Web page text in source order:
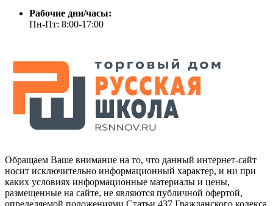
Рабочие дни/часы:
Пн-Пт: 8:00-17:00
Обращаем Ваше внимание на то, что данный интернет-сайт
носит исключительно информационный характер, и ни при
каких условиях информационные материалы и цены,
размещенные на сайте, не являются публичной офертой,
определяемой положениями Статьи 437 Гражданского кодекса